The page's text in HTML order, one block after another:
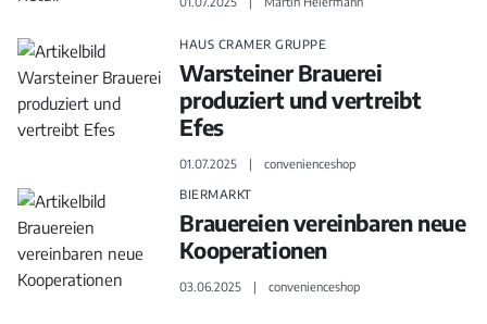
HAUS CRAMER GRUPPE
Warsteiner Brauerei
produziert und vertreibt
Efes
01.07.2025
convenienceshop
BIERMARKT
Brauereien vereinbaren neue
Kooperationen
03.06.2025 convenienceshop